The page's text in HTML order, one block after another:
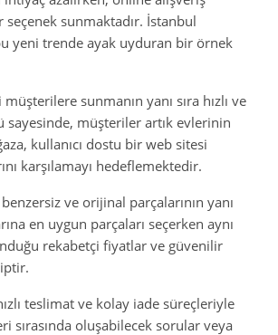
sunmaktadır. İstanbul
yeni trende ayak uyduran bir örnek
sunmanın yanı sıra hızlı ve
sayesinde, müşteriler artık evlerinin
kullanıcı dostu bir web sitesi
karşılamayı hedeflemektedir.
ve orijinal parçalarının yanı
en uygun parçaları seçerken aynı
rekabetçi fiyatlar ve güvenilir
teslimat ve kolay iade süreçleriyle
sırasında oluşabilecek sorular veya